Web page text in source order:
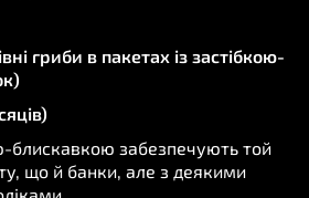
гриби в пакетах із застібкою-
блискавкою забезпечують той
що й банки, але з деякими